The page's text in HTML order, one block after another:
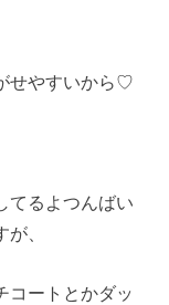
せやすいから♡
てるよつんばい
、
コートとかダッ